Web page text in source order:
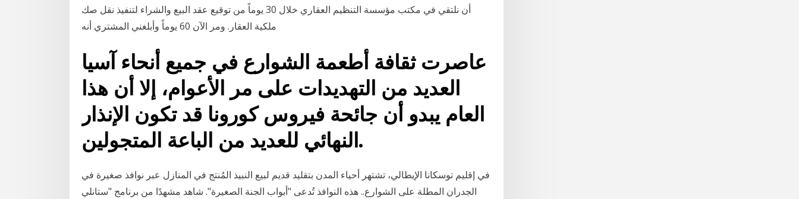
أن نلتقي في مكتب مؤسسة التنظيم العقاري خلال 30 يوماً من توقيع عقد البيع والشراء لتنفيذ نقل صك
عاصرت ثقافة أطعمة الشوارع في جميع أنحاء آسيا
العديد من التهديدات على مر الأعوام، إلا أن هذا
العام يبدو أن جائحة فيروس كورونا قد تكون الإنذار
النهائي للعديد من الباعة المتجولين.
في إقليم توسكانا الإيطالي، تشتهر أحياء المدن بتقليد قديم لبيع النبيذ المُنتج في المنازل عبر نوافذ صغيرة في
الجدران المطلة على الشوارع.. هذه النوافذ تُدعى "أبواب الجنة الصغيرة". شاهد مشهدًا من برنامج "ستانلي